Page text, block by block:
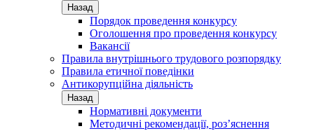
Назад
Порядок проведення конкурсу
Оголошення про проведення конкурсу
Вакансії
Правила внутрішнього трудового розпорядку
Правила етичної поведінки
Антикорупційна діяльність
Назад
Нормативні документи
Методичні рекомендації, роз’яснення